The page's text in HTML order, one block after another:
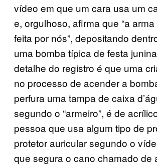
vídeo em que um cara usa um
e, orgulhoso, afirma que “a
feita por nós”, depositando
uma bomba típica de festa
detalhe do registro é que uma
no processo de acender a
perfura uma tampa de caixa
segundo o “armeiro”, é de
pessoa que usa algum tipo de
protetor auricular segundo o
que segura o cano chamado de